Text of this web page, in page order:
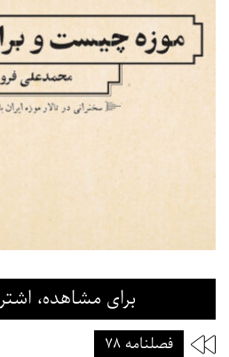
برای مشاهده،
فصلنامه ۷۸